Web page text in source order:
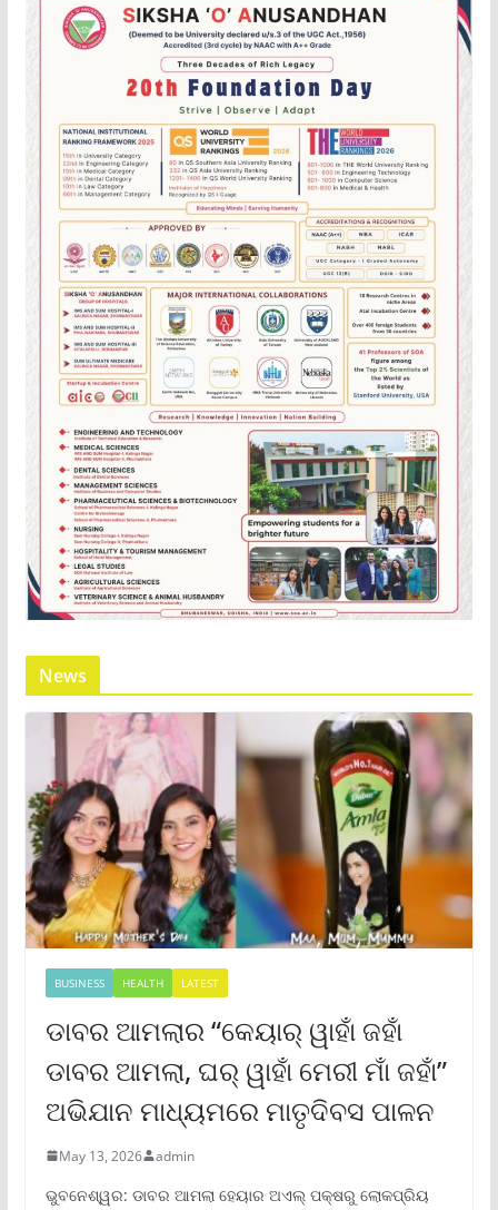
News
BUSINESS HEALTH LATEST
ଡାବର ଆମଲାର “କେୟାର୍ ୱାହାଁ ଜହାଁ
ଡାବର ଆମଲା, ଘର୍ ୱାହାଁ ମେରୀ ମାଁ ଜହାଁ”
ଅଭିଯାନ ମାଧ୍ୟମରେ ମାତୃଦିବସ ପାଳନ
May 13, 2026 admin
ଭୁବନେଶ୍ୱର: ଡାବର ଆମଲା ହେୟାର ଅଏଲ୍ ପକ୍ଷରୁ ଲୋକପ୍ରିୟ